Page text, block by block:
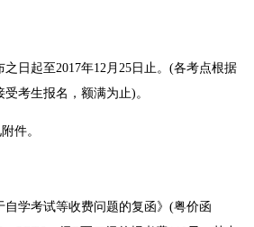
日起至2017年12月25日止。(各考点根据
考生报名，额满为止)。
件。
学考试等收费问题的复函》(粤价函